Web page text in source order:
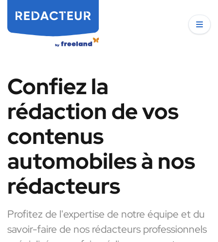
Confiez la
rédaction de vos
contenus
automobiles à nos
rédacteurs
Profitez de l'expertise de notre équipe et du
savoir-faire de nos rédacteurs professionnels